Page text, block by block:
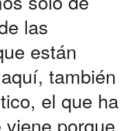
las
están
también
el que ha
porque